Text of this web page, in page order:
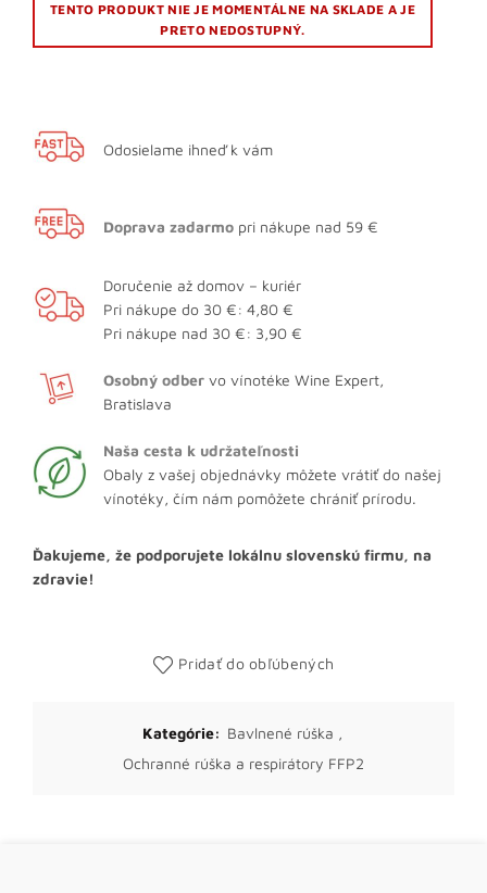
TENTO PRODUKT NIE JE MOMENTÁLNE NA SKLADE A JE
PRETO NEDOSTUPNÝ.
Odosielame ihneď k vám
Doprava zadarmo pri nákupe nad 59 €
Doručenie až domov – kuriér
Pri nákupe do 30 €: 4,80 €
Pri nákupe nad 30 €: 3,90 €
Osobný odber vo vínotéke Wine Expert,
Bratislava
Naša cesta k udržateľnosti
Obaly z vašej objednávky môžete vrátiť do našej
vínotéky, čím nám pomôžete chrániť prírodu.
Ďakujeme, že podporujete lokálnu slovenskú firmu, na
zdravie!
Pridať do obľúbených
Kategórie: Bavlnené rúška ,
Ochranné rúška a respirátory FFP2